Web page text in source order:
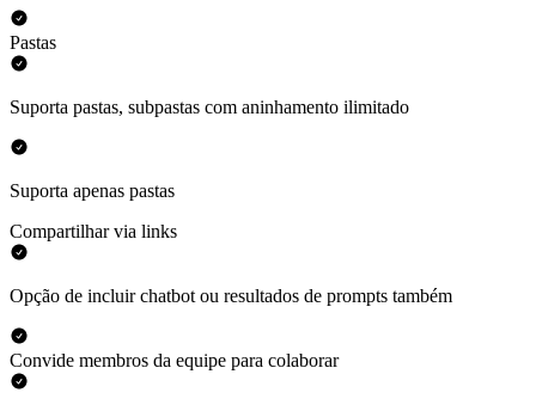
Pastas
Suporta pastas, subpastas com aninhamento ilimitado
Suporta apenas pastas
Compartilhar via links
Opção de incluir chatbot ou resultados de prompts também
Convide membros da equipe para colaborar